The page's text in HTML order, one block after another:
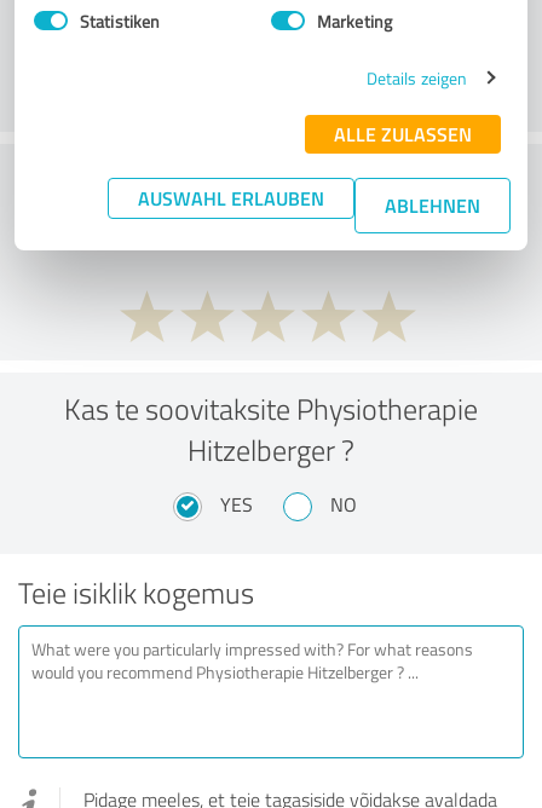
Statistiken Marketing
Details zeigen
ALLE ZULASSEN
AUSWAHL ERLAUBEN ABLEHNEN
What do you think of the cost to benefit
ratio?
Kas te soovitaksite Physiotherapie
Hitzelberger ?
YES NO
Teie isiklik kogemus
Pidage meeles, et teie tagasiside võidakse avaldada